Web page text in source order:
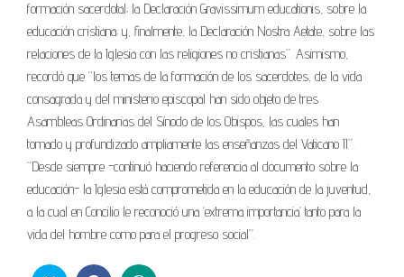
formación sacerdotal; la Declaración Gravissimum educationis, sobre la
educación cristiana; y, finalmente, la Declaración Nostra Aetate, sobre las
relaciones de la Iglesia con las religiones no cristianas”. Asimismo,
recordó que “los temas de la formación de los sacerdotes, de la vida
consagrada y del ministerio episcopal han sido objeto de tres
Asambleas Ordinarias del Sínodo de los Obispos, las cuales han
tomado y profundizado ampliamente las enseñanzas del Vaticano II”.
“Desde siempre -continuó haciendo referencia al documento sobre la
educación- la Iglesia está comprometida en la educación de la juventud,
a la cual en Concilio le reconoció una ‘extrema importancia’ tanto para la
vida del hombre como para el progreso social”.